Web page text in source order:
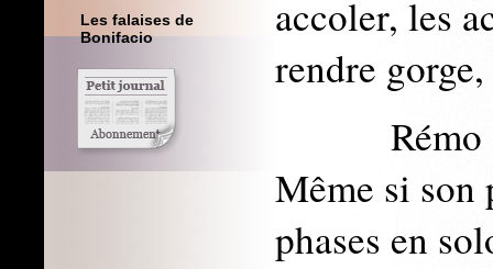
Les falaises de
Bonifacio
accoler, les
rendre
Rémo
Même si son
phases en